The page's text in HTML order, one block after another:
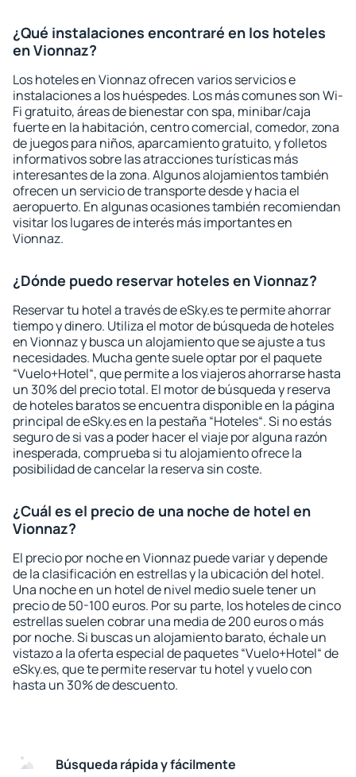
¿Qué instalaciones encontraré en los hoteles
en Vionnaz?
Los hoteles en Vionnaz ofrecen varios servicios e
instalaciones a los huéspedes. Los más comunes son Wi-
Fi gratuito, áreas de bienestar con spa, minibar/caja
fuerte en la habitación, centro comercial, comedor, zona
de juegos para niños, aparcamiento gratuito, y folletos
informativos sobre las atracciones turísticas más
interesantes de la zona. Algunos alojamientos también
ofrecen un servicio de transporte desde y hacia el
aeropuerto. En algunas ocasiones también recomiendan
visitar los lugares de interés más importantes en
Vionnaz.
¿Dónde puedo reservar hoteles en Vionnaz?
Reservar tu hotel a través de eSky.es te permite ahorrar
tiempo y dinero. Utiliza el motor de búsqueda de hoteles
en Vionnaz y busca un alojamiento que se ajuste a tus
necesidades. Mucha gente suele optar por el paquete
“Vuelo+Hotel“, que permite a los viajeros ahorrarse hasta
un 30% del precio total. El motor de búsqueda y reserva
de hoteles baratos se encuentra disponible en la página
principal de eSky.es en la pestaña “Hoteles“. Si no estás
seguro de si vas a poder hacer el viaje por alguna razón
inesperada, comprueba si tu alojamiento ofrece la
posibilidad de cancelar la reserva sin coste.
¿Cuál es el precio de una noche de hotel en
Vionnaz?
El precio por noche en Vionnaz puede variar y depende
de la clasificación en estrellas y la ubicación del hotel.
Una noche en un hotel de nivel medio suele tener un
precio de 50-100 euros. Por su parte, los hoteles de cinco
estrellas suelen cobrar una media de 200 euros o más
por noche. Si buscas un alojamiento barato, échale un
vistazo a la oferta especial de paquetes “Vuelo+Hotel“ de
eSky.es, que te permite reservar tu hotel y vuelo con
hasta un 30% de descuento.
Búsqueda rápida y fácilmente